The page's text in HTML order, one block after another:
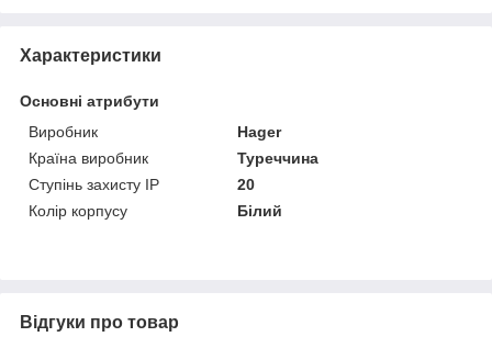
Характеристики
Основні атрибути
Виробник
Hager
Країна виробник
Туреччина
Ступінь захисту IP
20
Колір корпусу
Білий
Відгуки про товар